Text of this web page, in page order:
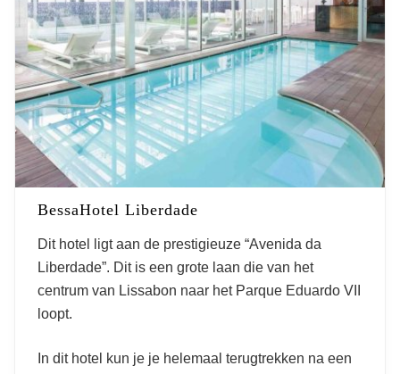
BessaHotel Liberdade
Dit hotel ligt aan de prestigieuze “Avenida da
Liberdade”. Dit is een grote laan die van het
centrum van Lissabon naar het Parque Eduardo VII
loopt.
In dit hotel kun je je helemaal terugtrekken na een